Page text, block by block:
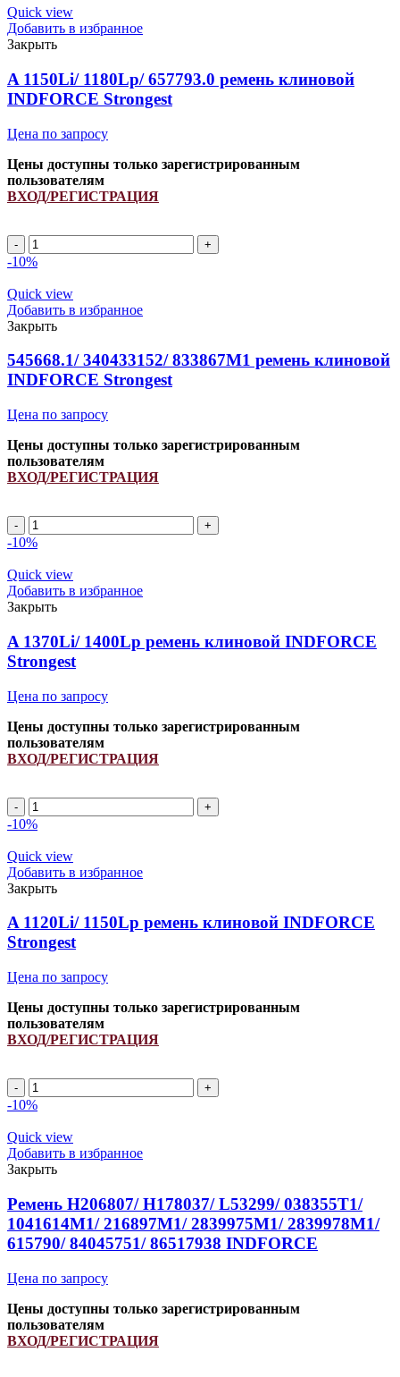
1290Li/
1320Lp
ремень
клиновой
INDFORCE
Strongest
Quick view
Добавить в избранное
Закрыть
A 1150Li/ 1180Lp/ 657793.0 ремень клиновой
INDFORCE Strongest
Цена по запросу
Цены доступны только зарегистрированным
пользователям
ВХОД/РЕГИСТРАЦИЯ
Количество
товара
1150Li/
1180Lp/
657793.0
ремень
клиновой
INDFORCE
Strongest
-10%
Quick view
Добавить в избранное
Закрыть
545668.1/ 340433152/ 833867M1 ремень клиновой
INDFORCE Strongest
Цена по запросу
Цены доступны только зарегистрированным
пользователям
ВХОД/РЕГИСТРАЦИЯ
Количество
товара
340433152/
833867M1
ремень
клиновой
INDFORCE
Strongest
-10%
Quick view
Добавить в избранное
Закрыть
A 1370Li/ 1400Lp ремень клиновой INDFORCE
Strongest
Цена по запросу
Цены доступны только зарегистрированным
пользователям
ВХОД/РЕГИСТРАЦИЯ
Количество
товара
1370Li/
1400Lp
ремень
клиновой
INDFORCE
Strongest
-10%
Quick view
Добавить в избранное
Закрыть
A 1120Li/ 1150Lp ремень клиновой INDFORCE
Strongest
Цена по запросу
Цены доступны только зарегистрированным
пользователям
ВХОД/РЕГИСТРАЦИЯ
Количество
товара
1120Li/
1150Lp
ремень
клиновой
INDFORCE
Strongest
-10%
Quick view
Добавить в избранное
Закрыть
Ремень H206807/ H178037/ L53299/ 038355T1/
1041614M1/ 216897M1/ 2839975M1/ 2839978M1/
615790/ 84045751/ 86517938 INDFORCE
Цена по запросу
Цены доступны только зарегистрированным
пользователям
ВХОД/РЕГИСТРАЦИЯ